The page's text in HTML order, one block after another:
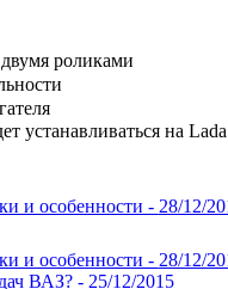
роликами
устанавливаться на
и особенности - 28/12/
и особенности - 28/12/
ВАЗ? - 25/12/2015